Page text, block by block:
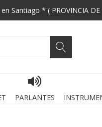
Santiago * ( PROVINCIA DE
PARLANTES